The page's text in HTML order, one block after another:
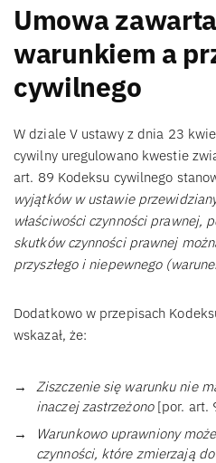
Umowa
warunkiem a
cywilnego
W dziale V ustawy z dnia 23
cywilny uregulowano kwestie
art. 89 Kodeksu cywilnego
wyjątków w ustawie
właściwości czynności prawnej,
skutków czynności prawnej
przyszłego i niepewnego
Dodatkowo w przepisach
wskazał, że:
Ziszczenie się warunku nie
inaczej zastrzeżono[por. art.
Warunkowo uprawniony
czynności, które zmierzają